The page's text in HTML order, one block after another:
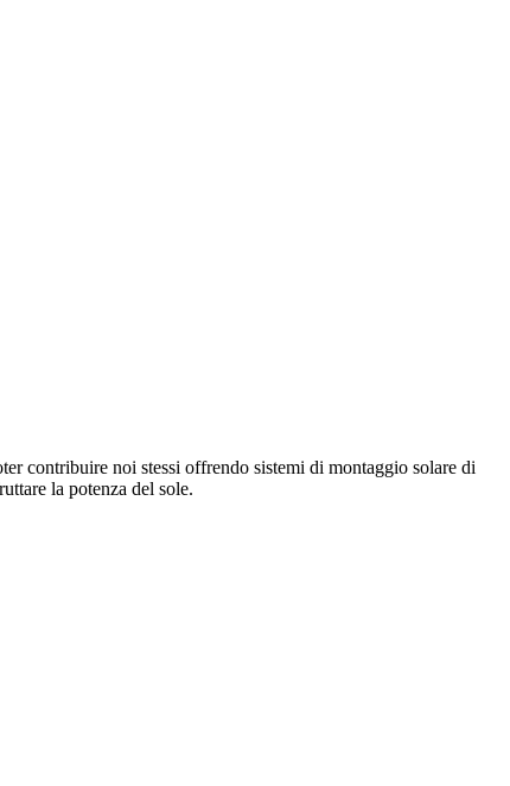
contribuire noi stessi offrendo sistemi di montaggio solare di
la potenza del sole.